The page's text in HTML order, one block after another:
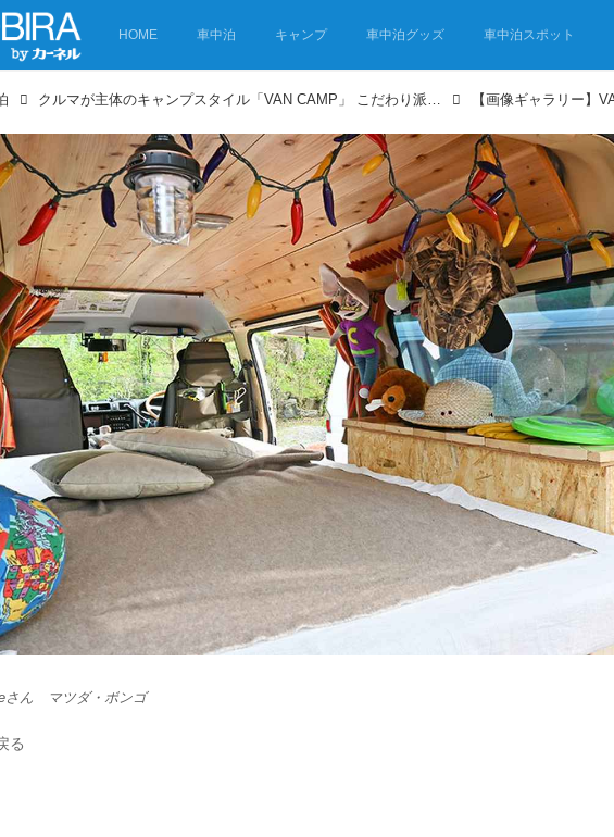
HOME 車中泊 キャンプ 車中泊グッズ 車中泊スポット
クルマが主体のキャンプスタイル「VAN CAMP」 こだわり派が続々参戦！イベントレポート
さん マツダ・ボンゴ
る